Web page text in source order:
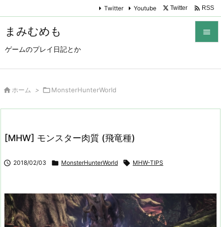
まみむめも
ゲームのプレイ日記とか

Twitter Youtube Twitter  RSS
 ホーム > MonsterHunterWorld
[MHW] モンスター肉質 (飛竜種)
 2018/02/03  MonsterHunterWorld  MHW-TIPS